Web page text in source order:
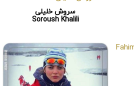
سروش خلیلی
Soroush Khalili